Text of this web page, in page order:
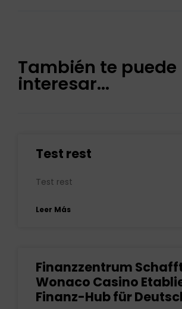
También te puede
interesar...
Test rest
Test rest
Leer Más
Finanzzentrum
Wonaco Casino
Finanz-Hub für